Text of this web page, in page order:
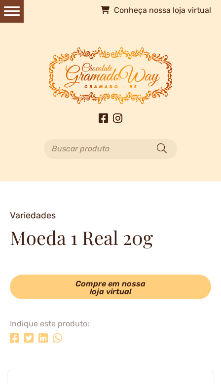
Conheça nossa loja virtual
Buscar produto
Variedades
Moeda 1 Real 20g
Compre em nossa
loja virtual
Indique este produto: